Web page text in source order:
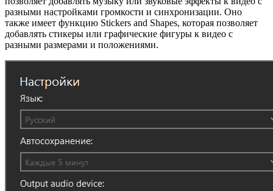
разными настройками громкости и синхронизации. Оно
также имеет функцию Stickers and Shapes, которая позволяет
добавлять стикеры или графические фигуры к видео с
разными размерами и положениями.